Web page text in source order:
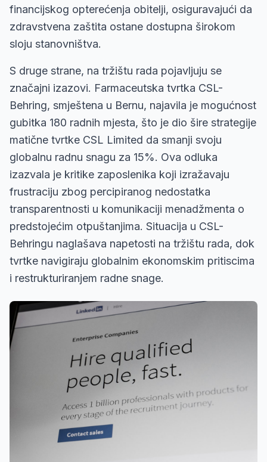
financijskog opterećenja obitelji, osiguravajući da
zdravstvena zaštita ostane dostupna širokom
sloju stanovništva.
S druge strane, na tržištu rada pojavljuju se
značajni izazovi. Farmaceutska tvrtka CSL-
Behring, smještena u Bernu, najavila je mogućnost
gubitka 180 radnih mjesta, što je dio šire strategije
matične tvrtke CSL Limited da smanji svoju
globalnu radnu snagu za 15%. Ova odluka
izazvala je kritike zaposlenika koji izražavaju
frustraciju zbog percipiranog nedostatka
transparentnosti u komunikaciji menadžmenta o
predstojećim otpuštanjima. Situacija u CSL-
Behringu naglašava napetosti na tržištu rada, dok
tvrtke navigiraju globalnim ekonomskim pritiscima
i restrukturiranjem radne snage.